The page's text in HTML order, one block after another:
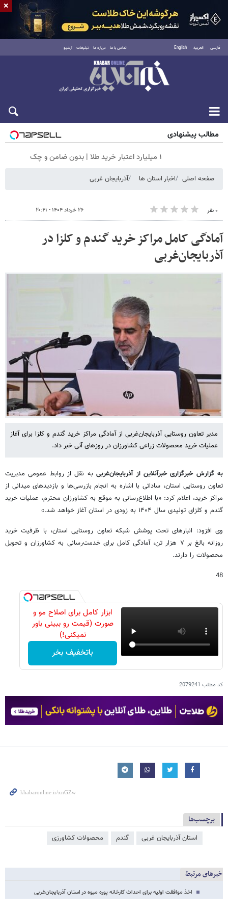
فارسی العربية English تماس با ما درباره ما تبلیغات آرشیو
شنبه ۱۷ مرداد ۱۴۰۵
مطالب پیشنهادی
۱ میلیارد اعتبار خرید طلا | بدون ضامن و چک
صفحه اصلی اخبار استان ها آذربایجان غربی
۰ نفر ۲۶ خرداد ۱۴۰۴ - ۲۰:۴۱
آمادگی کامل مراکز خرید گندم و کلزا در
آذربایجان‌غربی
مدیر تعاون روستایی آذربایجان‌غربی از آمادگی مراکز خرید گندم و کلزا برای آغاز
عملیات خرید محصولات زراعی کشاورزان در روزهای آتی خبر داد.
به گزارش خبرگزاری خبرآنلاین از آذربایجان‌غربی به نقل از روابط عمومی مدیریت
تعاون روستایی استان، ساداتی با اشاره به انجام بازرسی‌ها و بازدیدهای میدانی از
مراکز خرید، اعلام کرد: «با اطلاع‌رسانی به موقع به کشاورزان محترم، عملیات خرید
گندم و کلزای تولیدی سال ۱۴۰۴ به زودی در استان آغاز خواهد شد.»
وی افزود: انبارهای تحت پوشش شبکه تعاون روستایی استان، با ظرفیت خرید
روزانه بالغ بر ۷ هزار تن، آمادگی کامل برای خدمت‌رسانی به کشاورزان و تحویل
محصولات را دارند.
48
ابزار کامل برای اصلاح مو و
صورت (قیمت رو ببینی باور
نمیکنی!)
باتخفیف بخر
کد مطلب 2079241
برچسب‌ها
استان آذربایجان غربی گندم محصولات کشاورزی
خبرهای مرتبط
اخذ موافقت اولیه برای احداث کارخانه پوره میوه در استان آذربایجان‌غربی
×